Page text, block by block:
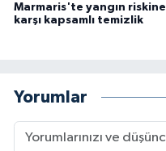
Marmaris'te yangın riskine
karşı kapsamlı temizlik
Yorumlar